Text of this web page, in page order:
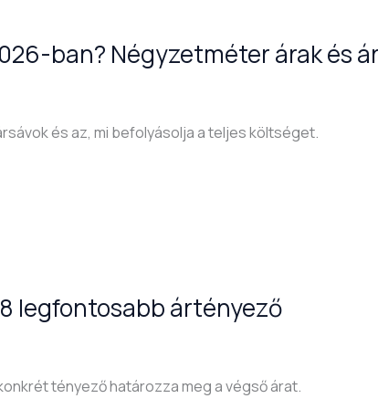
ban? Négyzetméter árak és
és az, mi befolyásolja a teljes költséget.
legfontosabb ártényező
tényező határozza meg a végső árat.